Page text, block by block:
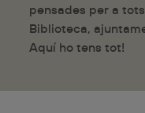
pensades per a
Biblioteca,
Aquí ho tens tot!